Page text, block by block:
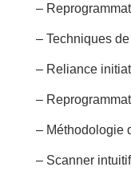
–
– Techniques
– Reliance
–
– Méthodologie
– Scanner